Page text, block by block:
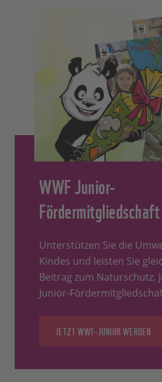
WWF Junior-
Fördermitgliedschaft
Unterstützen Sie die
Kindes und leisten Sie
Beitrag zum Naturschutz.
Junior-
JETZT WWF-JUNIOR WERDEN